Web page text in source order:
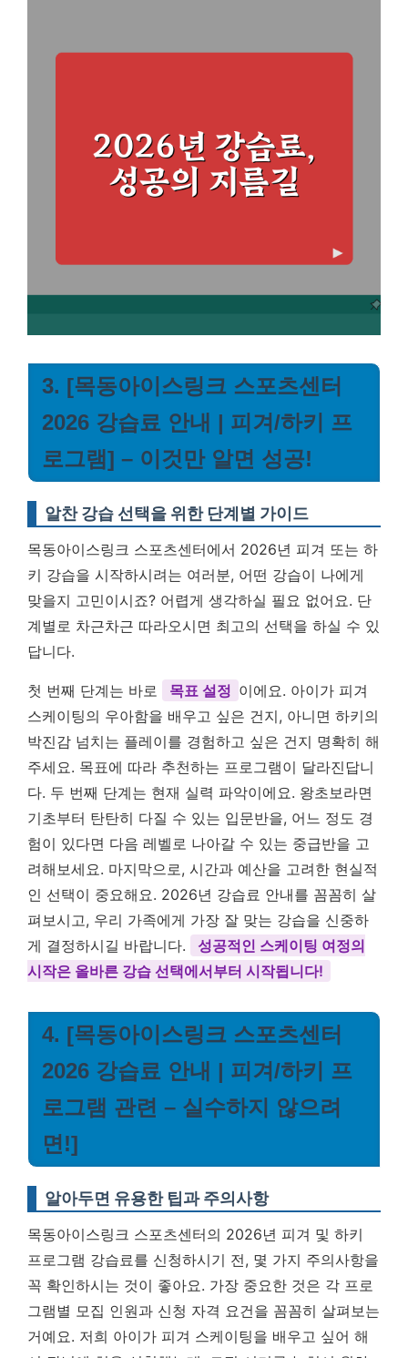
3. [목동아이스링크 스포츠센터
2026 강습료 안내 | 피겨/하키 프
로그램] – 이것만 알면 성공!
알찬 강습 선택을 위한 단계별 가이드
목동아이스링크 스포츠센터에서 2026년 피겨 또는 하
키 강습을 시작하시려는 여러분, 어떤 강습이 나에게
맞을지 고민이시죠? 어렵게 생각하실 필요 없어요. 단
계별로 차근차근 따라오시면 최고의 선택을 하실 수 있
답니다.
첫 번째 단계는 바로 목표 설정 이에요. 아이가 피겨
스케이팅의 우아함을 배우고 싶은 건지, 아니면 하키의
박진감 넘치는 플레이를 경험하고 싶은 건지 명확히 해
주세요. 목표에 따라 추천하는 프로그램이 달라진답니
다. 두 번째 단계는 현재 실력 파악이에요. 왕초보라면
기초부터 탄탄히 다질 수 있는 입문반을, 어느 정도 경
험이 있다면 다음 레벨로 나아갈 수 있는 중급반을 고
려해보세요. 마지막으로, 시간과 예산을 고려한 현실적
인 선택이 중요해요. 2026년 강습료 안내를 꼼꼼히 살
펴보시고, 우리 가족에게 가장 잘 맞는 강습을 신중하
게 결정하시길 바랍니다.
성공적인 스케이팅 여정의
시작은 올바른 강습 선택에서부터 시작됩니다!
4. [목동아이스링크 스포츠센터
2026 강습료 안내 | 피겨/하키 프
로그램 관련 – 실수하지 않으려
면!]
알아두면 유용한 팁과 주의사항
목동아이스링크 스포츠센터의 2026년 피겨 및 하키
프로그램 강습료를 신청하시기 전, 몇 가지 주의사항을
꼭 확인하시는 것이 좋아요. 가장 중요한 것은 각 프로
그램별 모집 인원과 신청 자격 요건을 꼼꼼히 살펴보는
거예요. 저희 아이가 피겨 스케이팅을 배우고 싶어 해